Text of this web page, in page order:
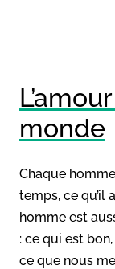
monde
Chaque
temps, ce qu’il
homme est
: ce qui est
ce que nous